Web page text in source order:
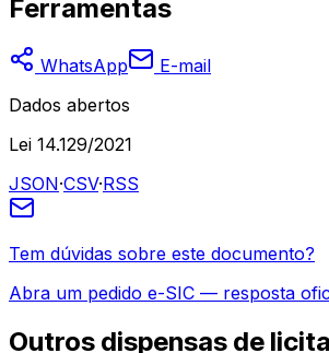
Ferramentas
WhatsApp
E-mail
Dados abertos
Lei 14.129/2021
JSON·CSV·RSS
Tem dúvidas sobre este documento?
Abra um pedido e-SIC — resposta
Outros dispensas de